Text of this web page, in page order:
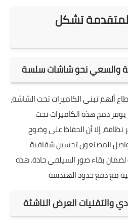
تشكل
والسعي نحو شاشات سلسة
ألهم تبني الكاميرات تحت الشاشة،
دمج هذه الكاميرات تحت
نظافة، إلا أن الحفاظ على وضوح
المصنعون تحسين شفافية
لضمان بقاء صور السيلفي حادة. هذه
والتقنيات العرض الناشئة